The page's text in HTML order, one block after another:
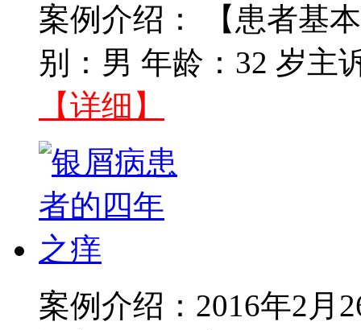
案例介绍： 【患者基
别：男 年龄：32 岁主
【详细】
案例介绍：2016年2月